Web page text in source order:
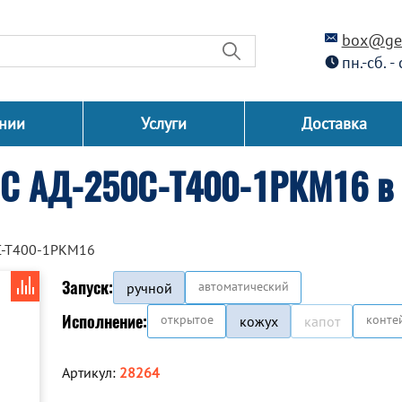
пн.-сб.
Услуги Доставка
АД-250С-Т400-1РКМ16 в
Т400-1РКМ16
Запуск: ручной автоматический
Исполнение: открытое кожух капот
Артикул: 28264